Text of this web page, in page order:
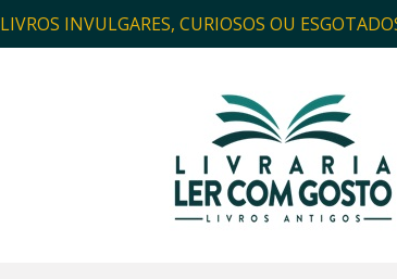
LIVROS INVULGARES, CURIOSOS OU